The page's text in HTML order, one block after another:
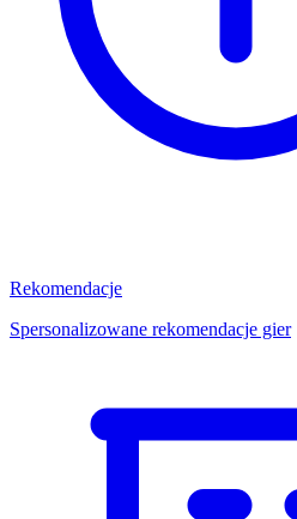
Rekomendacje
Spersonalizowane rekomendacje gier